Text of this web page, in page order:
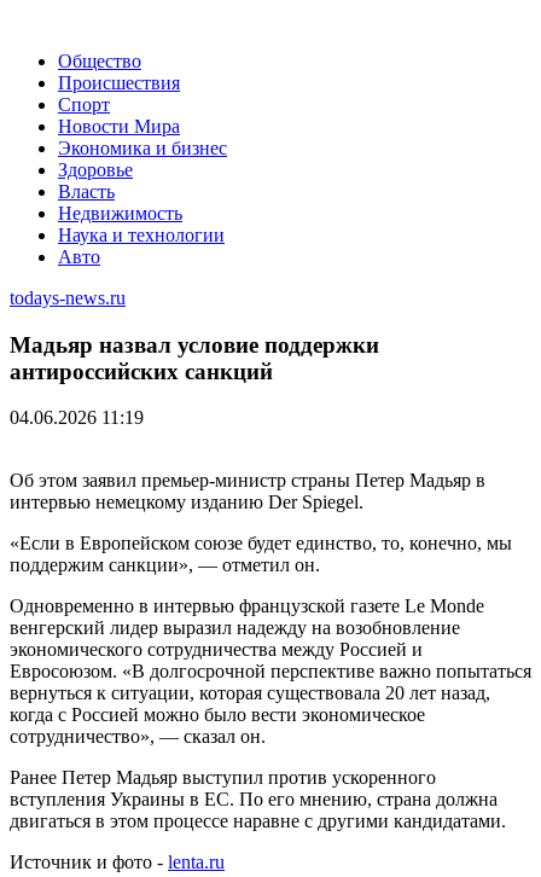
Общество
Происшествия
Спорт
Новости Мира
Экономика и бизнес
Здоровье
Власть
Недвижимость
Наука и технологии
Авто
todays-news.ru
Мадьяр назвал условие поддержки
антироссийских санкций
04.06.2026 11:19
Об этом заявил премьер-министр страны Петер Мадьяр в
интервью немецкому изданию Der Spiegel.
«Если в Европейском союзе будет единство, то, конечно, мы
поддержим санкции», — отметил он.
Одновременно в интервью французской газете Le Monde
венгерский лидер выразил надежду на возобновление
экономического сотрудничества между Россией и
Евросоюзом. «В долгосрочной перспективе важно попытаться
вернуться к ситуации, которая существовала 20 лет назад,
когда с Россией можно было вести экономическое
сотрудничество», — сказал он.
Ранее Петер Мадьяр выступил против ускоренного
вступления Украины в ЕС. По его мнению, страна должна
двигаться в этом процессе наравне с другими кандидатами.
Источник и фото - lenta.ru